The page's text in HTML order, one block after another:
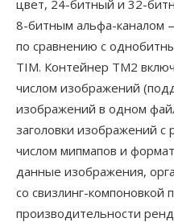
цвет, 24-битный и 32-
8-битным альфа-каналом
по сравнению с
TIM. Контейнер TM2
числом изображений
изображений в одном
заголовки изображений с
числом мипмапов и
данные изображения,
со свизлинг-компоновкой
производительности